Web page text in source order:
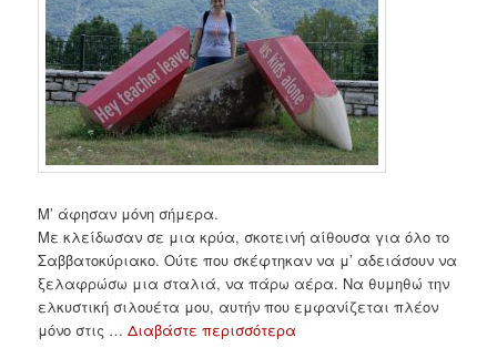
Μ’ άφησαν μόνη σήμερα.
Με κλείδωσαν σε μια κρύα, σκοτεινή αίθουσα για όλο το
Σαββατοκύριακο. Ούτε που σκέφτηκαν να μ’ αδειάσουν να
ξελαφρώσω μια σταλιά, να πάρω αέρα. Να θυμηθώ την
ελκυστική σιλουέτα μου, αυτήν που εμφανίζεται πλέον
μόνο στις …Διαβάστε περισσότερα